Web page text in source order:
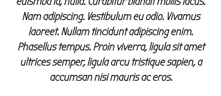
Nam adipiscing. Vestibulum eu odio. Vivamus
laoreet. Nullam tincidunt adipiscing enim.
Phasellus tempus. Proin viverra, ligula sit amet
ultrices semper, ligula arcu tristique sapien, a
accumsan nisi mauris ac eros.